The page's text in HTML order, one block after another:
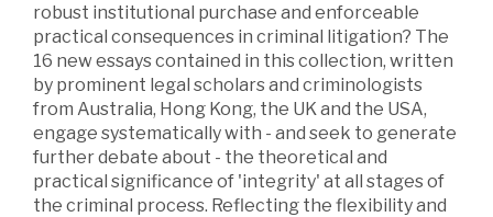
robust institutional purchase and enforceable
practical consequences in criminal litigation? The
16 new essays contained in this collection, written
by prominent legal scholars and criminologists
from Australia, Hong Kong, the UK and the USA,
engage systematically with - and seek to generate
further debate about - the theoretical and
practical significance of 'integrity' at all stages of
the criminal process. Reflecting the flexibility and